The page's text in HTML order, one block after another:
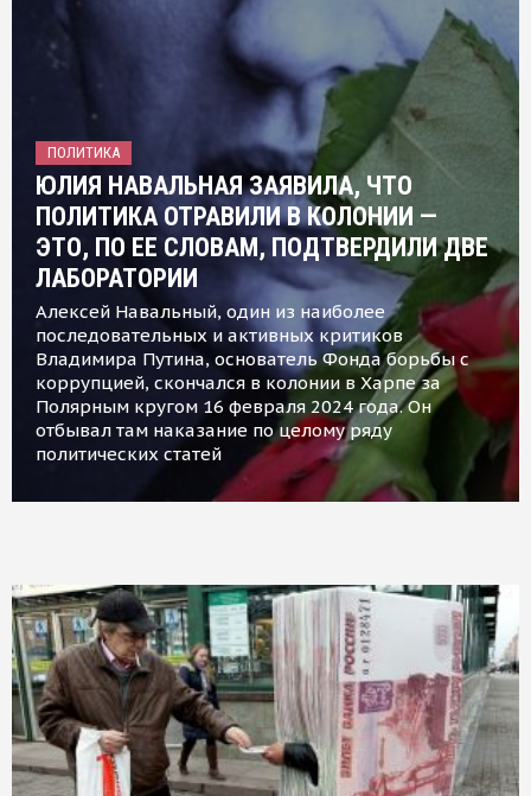
ПОЛИТИКА
ЮЛИЯ НАВАЛЬНАЯ ЗАЯВИЛА, ЧТО
ПОЛИТИКА ОТРАВИЛИ В КОЛОНИИ —
ЭТО, ПО ЕЕ СЛОВАМ, ПОДТВЕРДИЛИ ДВЕ
ЛАБОРАТОРИИ
Алексей Навальный, один из наиболее
последовательных и активных критиков
Владимира Путина, основатель Фонда борьбы с
коррупцией, скончался в колонии в Харпе за
Полярным кругом 16 февраля 2024 года. Он
отбывал там наказание по целому ряду
политических статей